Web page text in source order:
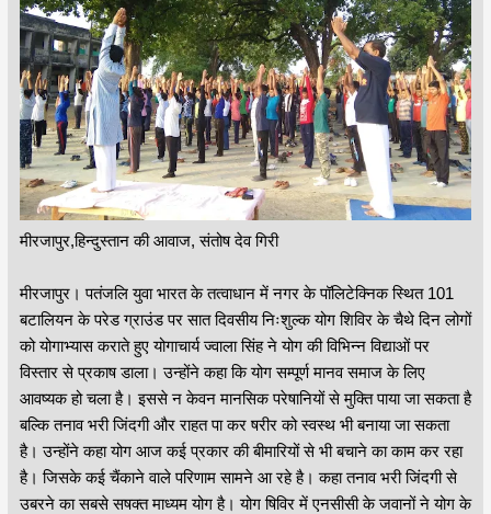
मीरजापुर,हिन्दुस्तान की आवाज, संतोष देव गिरी
मीरजापुर। पतंजलि युवा भारत के तत्वाधान में नगर के पॉलिटेक्निक स्थित 101
बटालियन के परेड ग्राउंड पर सात दिवसीय निःशुल्क योग शिविर के चैथे दिन लोगों
को योगाभ्यास कराते हुए योगाचार्य ज्वाला सिंह ने योग की विभिन्न विद्याओं पर
विस्तार से प्रकाष डाला। उन्होंने कहा कि योग सम्पूर्ण मानव समाज के लिए
आवष्यक हो चला है। इससे न केवन मानसिक परेषानियों से मुक्ति पाया जा सकता है
बल्कि तनाव भरी जिंदगी और राहत पा कर षरीर को स्वस्थ भी बनाया जा सकता
है। उन्होंने कहा योग आज कई प्रकार की बीमारियों से भी बचाने का काम कर रहा
है। जिसके कई चैंकाने वाले परिणाम सामने आ रहे है। कहा तनाव भरी जिंदगी से
उबरने का सबसे सषक्त माध्यम योग है। योग षिविर में एनसीसी के जवानों ने योग के